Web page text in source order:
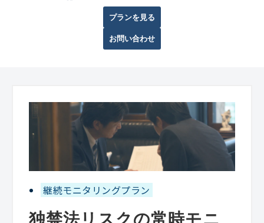
プランを見る
お問い合わせ
継続モニタリングプラン
独禁法リスクの常時モニ